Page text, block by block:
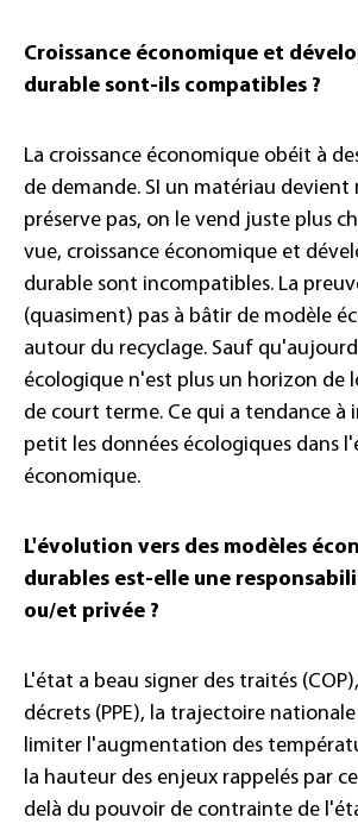
Croissance économique et
durable sont-ils compatibles ?
La croissance économique obéit à
de demande. SI un matériau devient
préserve pas, on le vend juste plus
vue, croissance économique et
durable sont incompatibles. La
(quasiment) pas à bâtir de modèle
autour du recyclage. Sauf
écologique n'est plus un horizon de
de court terme. Ce qui a tendance à
petit les données écologiques dans
économique.
L'évolution vers des modèles
durables est-elle une
ou/et privée ?
L'état a beau signer des traités
décrets (PPE), la trajectoire
limiter l'augmentation des
la hauteur des enjeux rappelés par
delà du pouvoir de contrainte de